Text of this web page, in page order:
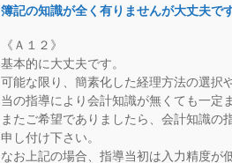
簿記の知識が全く有りませんが大丈夫で
《Ａ１２》
基本的に大丈夫です。
可能な限り、簡素化した経理方法の選択
当の指導により会計知識が無くても一定
またご希望でありましたら、会計知識の
申し付け下さい。
なお上記の場合、指導当初は入力精度が